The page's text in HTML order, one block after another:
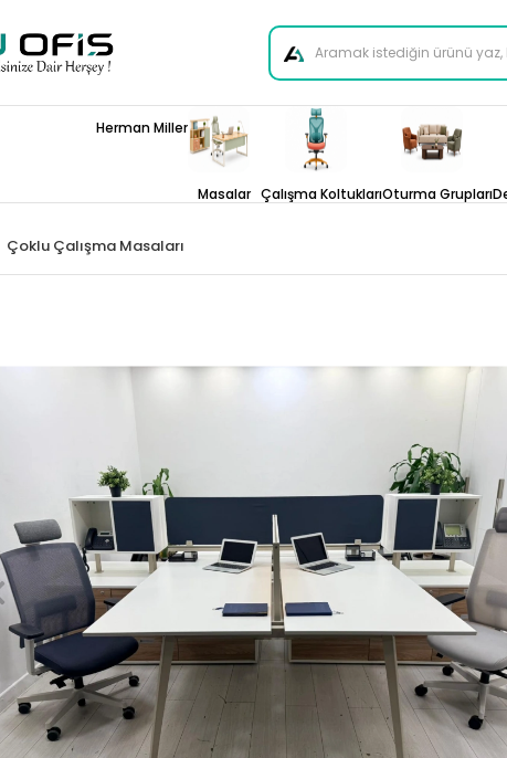
Herman Miller
Masalar Çalışma KoltuklarıOturma Grupları
Çoklu Çalışma Masaları